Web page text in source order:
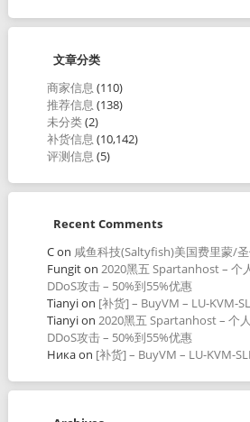
文章分类
商家信息 (110)
推荐信息 (138)
未分类(2)
补货信息 (10,142)
评测信息 (5)
Recent Comments
Con 咸鱼科技(Saltyfish)美国费里蒙/
Fungiton 2020黑五 Spartanhost – 个
DDoS攻击 – 50%到55%优惠
Tianyion [补货] – BuyVM – LU-KVM-
Tianyion 2020黑五 Spartanhost – 个
DDoS攻击 – 50%到55%优惠
Никаon [补货] – BuyVM – LU-KVM-